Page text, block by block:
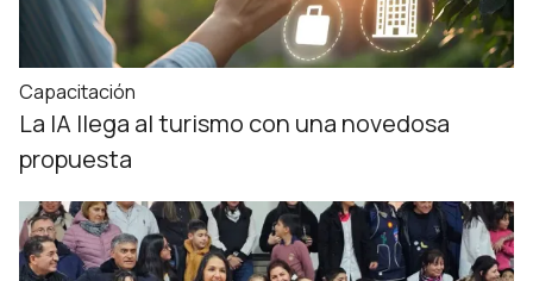
Capacitación
La IA llega al turismo con una novedosa
propuesta